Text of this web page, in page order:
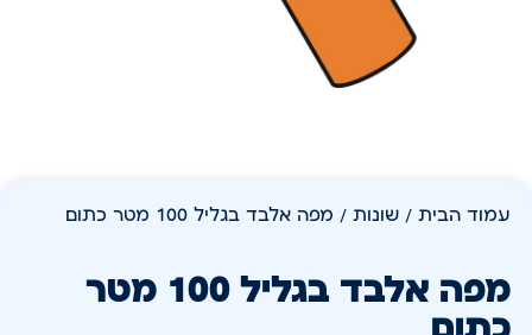
עמוד הבית / שונות / מפה אלבד בגליל 100 מטר כתום
מפה אלבד בגליל 100 מטר